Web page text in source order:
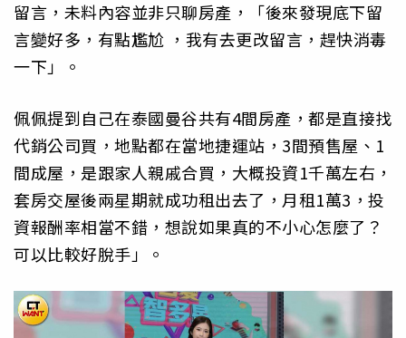
留言，未料內容並非只聊房產，「後來發現底下留
言變好多，有點尷尬 ，我有去更改留言，趕快消毒
一下」。
佩佩提到自己在泰國曼谷共有4間房產，都是直接找
代銷公司買，地點都在當地捷運站，3間預售屋、1
間成屋，是跟家人親戚合買，大概投資1千萬左右，
套房交屋後兩星期就成功租出去了，月租1萬3，投
資報酬率相當不錯，想說如果真的不小心怎麼了？
可以比較好脫手」。